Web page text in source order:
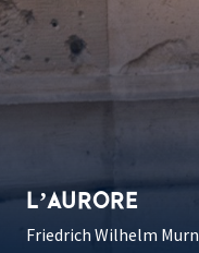
L’AURORE
Friedrich Wilhelm